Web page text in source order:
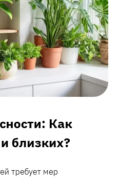
Как
близких?
требует мер